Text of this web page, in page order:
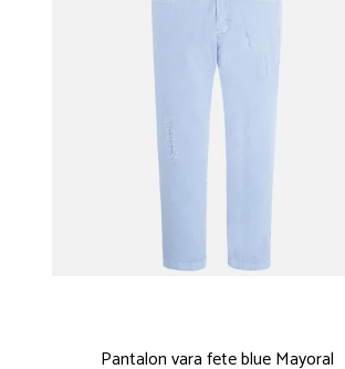
Set 2/3 piese maneca lunga
Set 2/3 piese maneca scurta
Set tricou maneca scurta/Pantalon lung
Trening 2/3 piese primavara
Tricouri maneca lunga
Tricouri/bluze maneca scurta
Pantalon vara fete blue Mayoral